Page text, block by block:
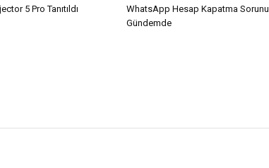
5 Pro Tanıtıldı
WhatsApp Hesap Kapatma Sorunu
Gündemde